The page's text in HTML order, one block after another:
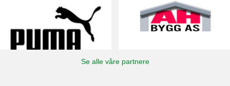
Se alle våre partnere